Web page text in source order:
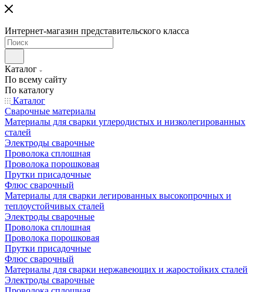
Интернет-магазин представительского класса
Каталог
По всему сайту
По каталогу
Каталог
Сварочные материалы
Материалы для сварки углеродистых и низколегированных
сталей
Электроды сварочные
Проволока сплошная
Проволока порошковая
Прутки присадочные
Флюс сварочный
Материалы для сварки легированных высокопрочных и
теплоустойчивых сталей
Электроды сварочные
Проволока сплошная
Проволока порошковая
Прутки присадочные
Флюс сварочный
Материалы для сварки нержавеющих и жаростойких сталей
Электроды сварочные